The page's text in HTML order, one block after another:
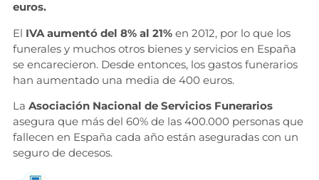
euros.
El IVA aumentó del 8% al 21%en 2012, por lo que los
funerales y muchos otros bienes y servicios en España
se encarecieron. Desde entonces, los gastos funerarios
han aumentado una media de 400 euros.
La Asociación Nacional de Servicios Funerarios
asegura que más del 60% de las 400.000 personas que
fallecen en España cada año están aseguradas con un
seguro de decesos.